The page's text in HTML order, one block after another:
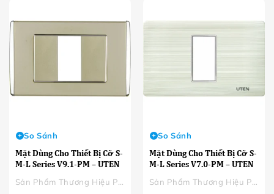
Mặt Dùng Cho Thiết Bị Cỡ S-
M-L Series V9.1-PM – UTEN
So Sánh
Mặt Dùng Cho Thiết Bị Cỡ S-
M-L Series V7.0-PM – UTEN
So Sánh